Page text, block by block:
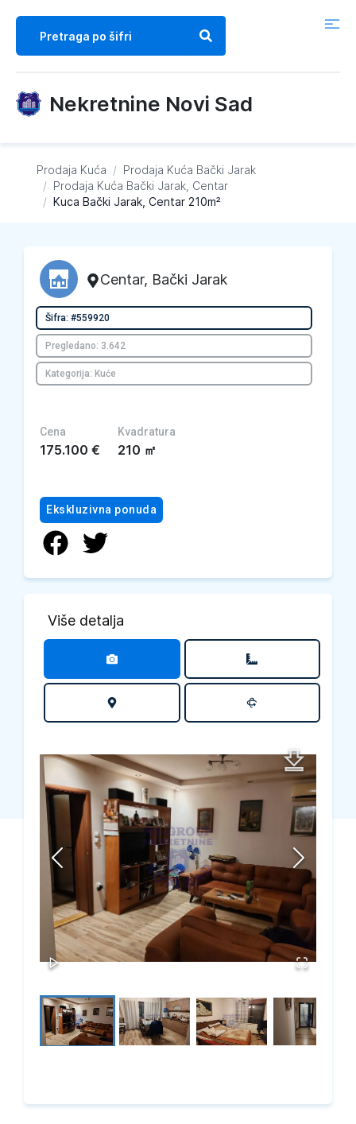
Nekretnine Novi Sad
Prodaja Kuća / Prodaja Kuća Bački Jarak
/ Prodaja Kuća Bački Jarak, Centar
/ Kuca Bački Jarak, Centar 210m²
Centar, Bački Jarak
Šifra: #559920
Pregledano: 3.642
Kategorija: Kuće
Cena
175.100 €
Kvadratura
210 ㎡
Ekskluzivna ponuda
Više detalja